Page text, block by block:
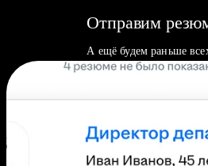
Отправим
А ещё будем раньше